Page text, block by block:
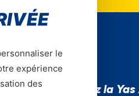
Téléchargez la
le
expérience
des